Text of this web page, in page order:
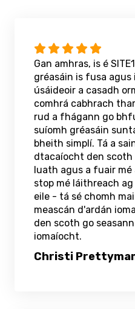
Gan amhras, is é
gréasáin is fusa agus
úsáideoir a casadh
comhrá cabhrach
rud a fhágann go
suíomh gréasáin
bheith simplí. Tá a
dtacaíocht den scoth
luath agus a fuair mé
stop mé láithreach
eile - tá sé chomh
meascán d'ardán
den scoth go
iomaíocht.
Christi